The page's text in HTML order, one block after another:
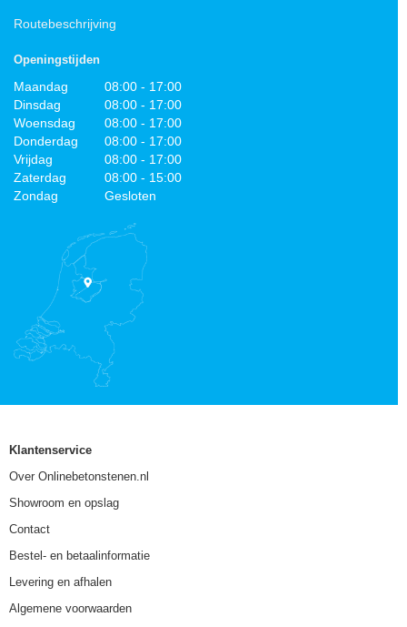
Routebeschrijving
Openingstijden
Maandag
08:00 - 17:00
Dinsdag
08:00 - 17:00
Woensdag
08:00 - 17:00
Donderdag
08:00 - 17:00
Vrijdag
08:00 - 17:00
Zaterdag
08:00 - 15:00
Zondag
Gesloten
Klantenservice
Over Onlinebetonstenen.nl
Showroom en opslag
Contact
Bestel- en betaalinformatie
Levering en afhalen
Algemene voorwaarden